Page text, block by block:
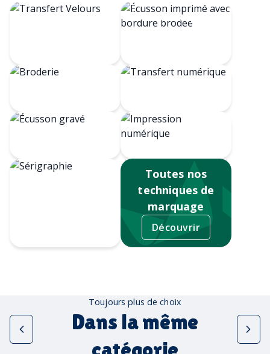
Écusson imprimé
Transfert
Impression
numérique
Toutes nos
techniques de
marquage
Découvrir
Toujours plus de choix
Dans la même